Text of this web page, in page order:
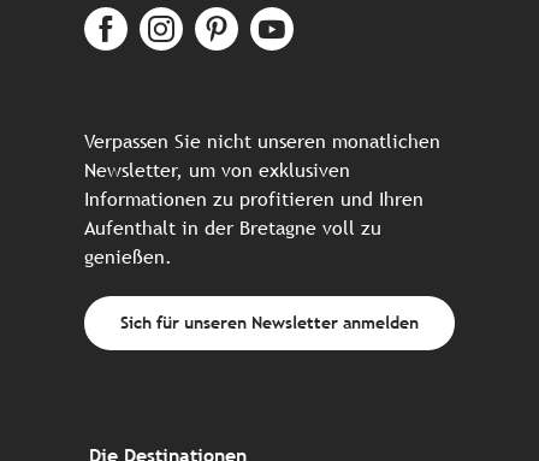
Verpassen Sie nicht unseren monatlichen
Newsletter, um von exklusiven
Informationen zu profitieren und Ihren
Aufenthalt in der Bretagne voll zu
genießen.
Sich für unseren Newsletter anmelden
Die Destinationen